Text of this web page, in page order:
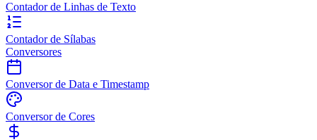
Contador de Linhas de Texto
Contador de Sílabas
Conversores
Conversor de Data e Timestamp
Conversor de Cores